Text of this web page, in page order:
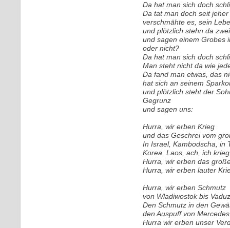
Da hat man sich doch
Da tat man doch seit
verschmähte es, sein
und plötzlich stehn da
und sagen einem Grobes
oder nicht?
Da hat man sich doch
Man steht nicht da wie
Da fand man etwas, das
hat sich an seinem
und plötzlich steht der
Gegrunz
und sagen uns:
Hurra, wir erben Krieg
und das Geschrei vom
In Israel, Kambodscha, in
Korea, Laos, ach, ich
Hurra, wir erben das
Hurra, wir erben lauter
Hurra, wir erben Schmutz
von Wladiwostok bis
Den Schmutz in den
den Auspuff von
Hurra wir erben unser